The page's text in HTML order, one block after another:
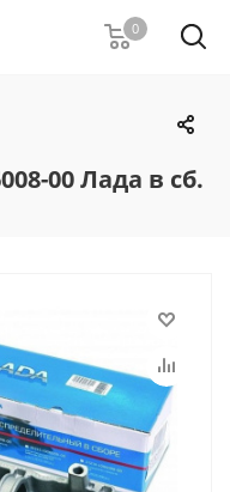
0
00 Лада в сб.